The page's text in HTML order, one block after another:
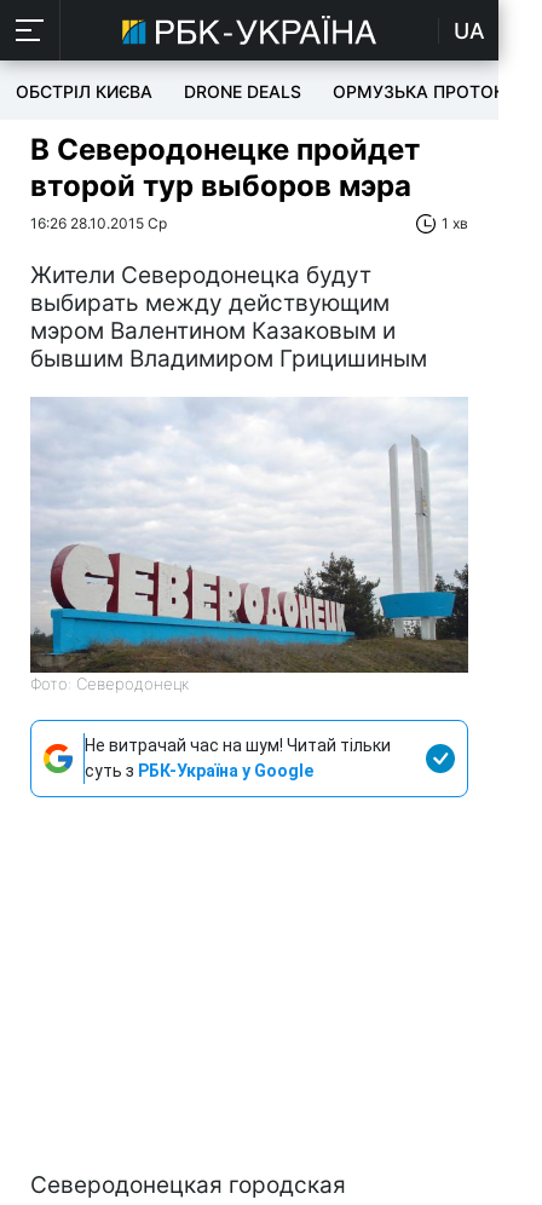
UA
ОБСТРІЛ КИЄВА DRONE DEALS ОРМУЗЬКА ПРОТОКА
В Северодонецке пройдет
второй тур выборов мэра
16:26 28.10.2015 Ср 1 хв
Жители Северодонецка будут
выбирать между действующим
мэром Валентином Казаковым и
бывшим Владимиром Грицишиным
Фото: Северодонецк
Не витрачай час на шум! Читай тільки
суть з РБК-Україна у Google
Северодонецкая городская